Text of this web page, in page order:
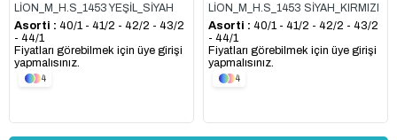
LİON_M_H.S_1453 YEŞİL_SİYAH
Asorti : 40/1 - 41/2 - 42/2 - 43/2
- 44/1
Fiyatları görebilmek için üye girişi
yapmalısınız.
4
LİON_M_H.S_1453 SİYAH_KIRMIZI
Asorti : 40/1 - 41/2 - 42/2 - 43/2
- 44/1
Fiyatları görebilmek için üye girişi
yapmalısınız.
4